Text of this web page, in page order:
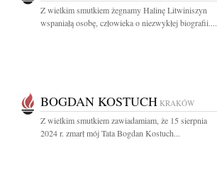
Z wielkim smutkiem żegnamy Halinę Litwiniszyn
wspaniałą osobę, człowieka o niezwykłej biografii....
BOGDAN KOSTUCH KRAKÓW
Z wielkim smutkiem zawiadamiam, że 15 sierpnia
2024 r. zmarł mój Tata Bogdan Kostuch...